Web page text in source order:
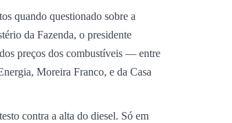
quando questionado sobre a
da Fazenda, o presidente
preços dos combustíveis — entre
Moreira Franco, e da Casa
contra a alta do diesel. Só em